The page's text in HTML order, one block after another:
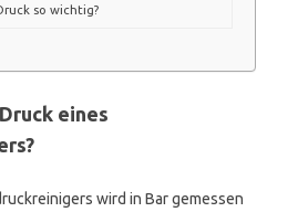
so wichtig?
eines
wird in Bar gemessen